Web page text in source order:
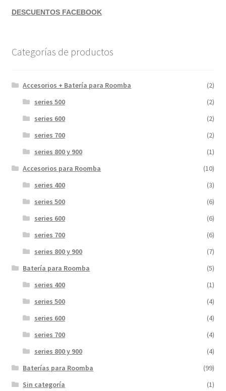
DESCUENTOS FACEBOOK
Categorías de productos
Accesorios + Batería para Roomba
(2)
series 500
(2)
series 600
(2)
series 700
(2)
series 800 y 900
(1)
Accesorios para Roomba
(10)
series 400
(3)
series 500
(6)
series 600
(6)
series 700
(6)
series 800 y 900
(7)
Batería para Roomba
(5)
series 400
(1)
series 500
(4)
series 600
(4)
series 700
(4)
series 800 y 900
(4)
Baterías para Roomba
(99)
Sin categoría
(1)